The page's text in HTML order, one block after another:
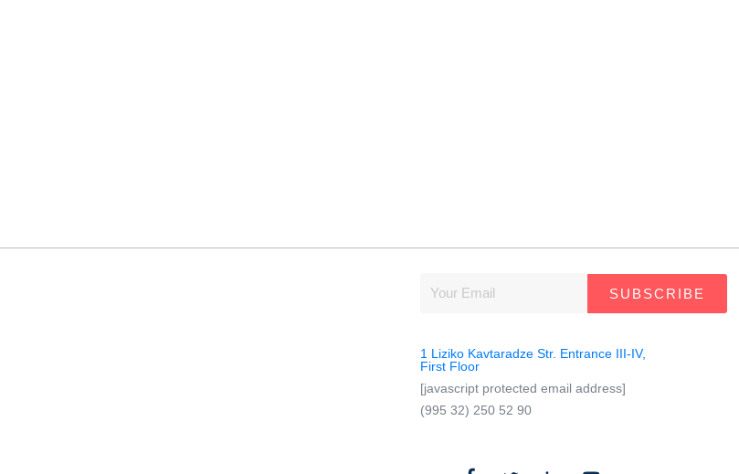
SUBSCRIBE
1 Liziko Kavtaradze Str. Entrance III-IV,
First Floor
[javascript protected email address]
(995 32) 250 52 90